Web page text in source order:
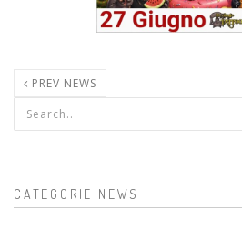
PREV NEWS
Form di ricerca
CATEGORIE NEWS